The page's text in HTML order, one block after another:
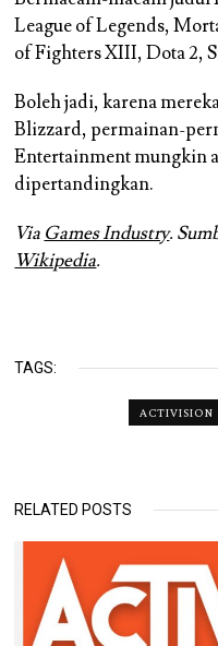
League of Legends,
of Fighters XIII, Dota 2,
Boleh jadi, karena
Blizzard, permainan-
Entertainment mungkin
dipertandingkan.
Via Games Industry.
Wikipedia.
TAGS:
ACTIVISION
RELATED POSTS